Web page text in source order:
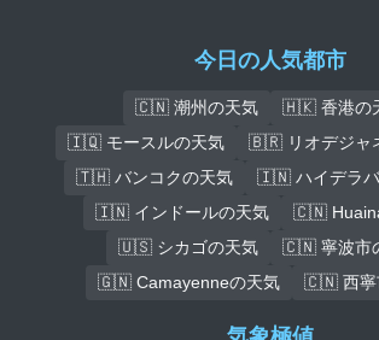
今日の人気都市
🇨🇳 潮州の天気
🇭🇰 香港の
🇮🇶 モースルの天気
🇧🇷 リオデジャ
🇹🇭 バンコクの天気
🇮🇳 ハイデラバ
🇮🇳 インドールの天気
🇨🇳
🇺🇸 シカゴの天気
🇨🇳 寧波市
🇬🇳 Camayenneの天気
🇨🇳 西寧